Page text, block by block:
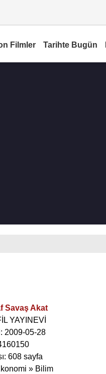
Filmler Tarihte Bugün
Savaş Akat
YAYINEVİ
2009-05-28
608 sayfa
» Bilim